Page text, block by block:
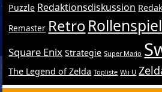
Puzzle Redaktionsdiskussion
Remaster RetroRollenspiel
Square Enix Strategie Super Mario
The Legend of Zelda Topliste Wii U